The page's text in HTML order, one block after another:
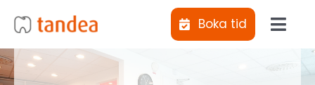
Boka tid
Jag vill bli uppringd